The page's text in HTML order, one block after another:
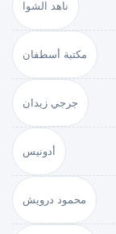
ناهد الشوا
مكتبة أسطفان
جرجي زيدان
أدونيس
محمود درويش